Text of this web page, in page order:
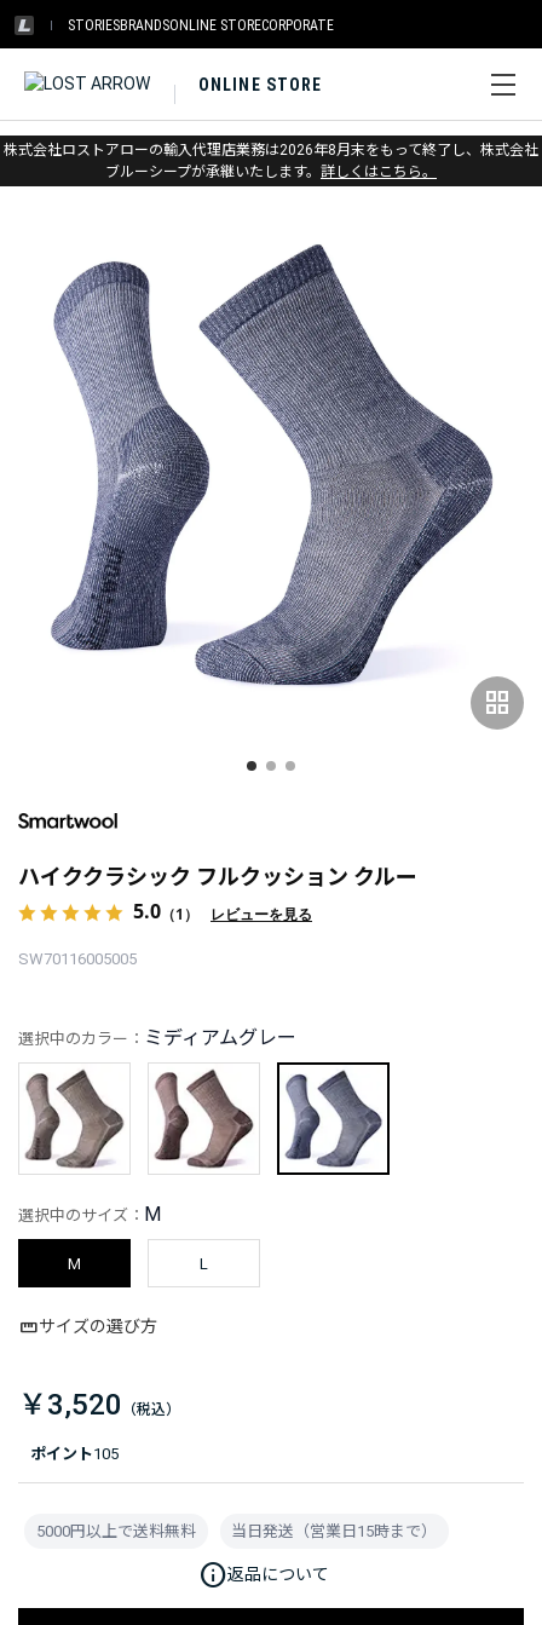
STORIESBRANDSONLINE STORECORPORATE
ONLINE STORE
株式会社ロストアローの輸入代理店業務は2026年8月末をもって終了し、株式会社
ブルーシープが承継いたします。 詳しくはこちら。
ホーム > スマートウール > ソックス > ハイク
grid_view
ハイククラシック フルクッション クルー
5.0 （1） レビューを見る
SW70116005005
ポイント105
選択中のカラー： ミディアムグレー
選択中のサイズ： M
M L
サイズの選び方
￥3,520
5000円以上で送料無料 当日発送（営業日15時まで）
info返品について